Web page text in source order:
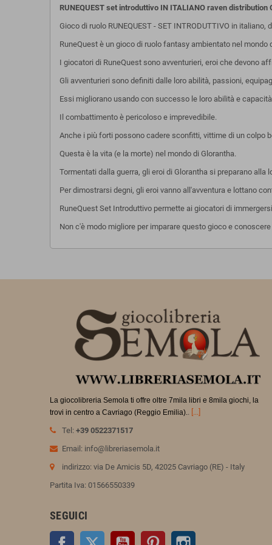
RUNEQUEST set introduttivo IN ITALIANO raven distribution
Gioco di ruolo RUNEQUEST - SET INTRODUTTIVO in italiano,
RuneQuest è un gioco di ruolo fantasy ambientato nel
I giocatori di RuneQuest sono avventurieri, eroi che devono
Gli avventurieri sono definiti dalle loro abilità, passioni,
Essi migliorano usando con successo le loro abilità e
Il combattimento è pericoloso e imprevedibile.
Anche i più forti possono cadere sconfitti, vittime di un colpo
Questa è la vita (e la morte) nel mondo di Glorantha.
Tormentati dalla guerra, gli eroi di Glorantha si preparano
Per dimostrarsi degni, gli eroi vanno all'avventura e lottano
RuneQuest Set Introduttivo permette ai giocatori di
Non c'è modo migliore per imparare questo gioco e
La giocolibreria Semola ti offre oltre 7mila libri e 8mila giochi, la
trovi in centro a Cavriago (Reggio Emilia).. [...]
Tel: +39 0522371517
Email: info@libreriasemola.it
indirizzo: via De Amicis 5D, 42025 Cavriago (RE) - Italy
Partita Iva: 01566550339
SEGUICI
Facebook Twitter YouTube Pinterest